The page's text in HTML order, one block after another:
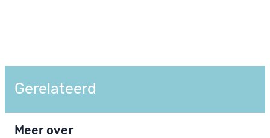
Gerelateerd
Meer over